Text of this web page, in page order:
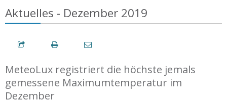
Aktuelles - Dezember 2019
MeteoLux registriert die höchste jemals
gemessene Maximumtemperatur im
Dezember